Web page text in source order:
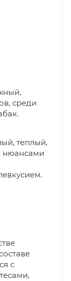
среди
теплый,
нюансами
с